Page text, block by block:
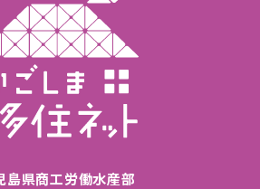
島県商工労働水産部